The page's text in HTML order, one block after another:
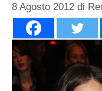
8 Agosto 2012 di